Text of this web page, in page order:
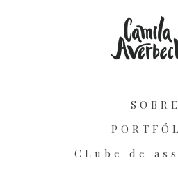
SOBRE
CLube de